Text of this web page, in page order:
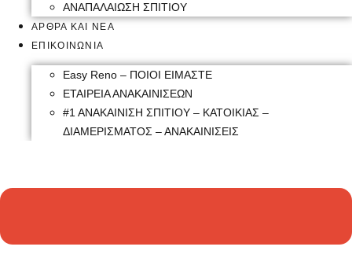
ΑΝΑΠΑΛΑΙΩΣΗ ΣΠΙΤΙΟΥ
ΑΡΘΡΑ ΚΑΙ ΝΕΑ
ΕΠΙΚΟΙΝΩΝΙΑ
Easy Reno – ΠΟΙΟΙ ΕΙΜΑΣΤΕ
ΕΤΑΙΡΕΙΑ ΑΝΑΚΑΙΝΙΣΕΩΝ
#1 ΑΝΑΚΑΙΝΙΣΗ ΣΠΙΤΙΟΥ – ΚΑΤΟΙΚΙΑΣ –
ΔΙΑΜΕΡΙΣΜΑΤΟΣ – ΑΝΑΚΑΙΝΙΣΕΙΣ